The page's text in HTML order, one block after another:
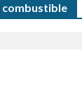
combustible